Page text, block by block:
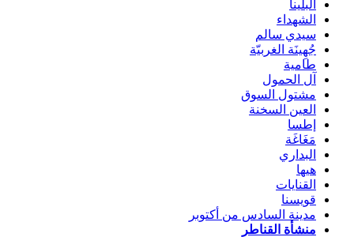
البلينا
الشهداء
سيدي سالم
جُهِينَة الغربيّة
طامية
آل الحمول
مشتول السوق
العين السخنة
إطسا
مَغَاغَة
البداري
هيها
القنايات
قويسنا
مدينة السادس من أكتوبر
منشأة القناطر